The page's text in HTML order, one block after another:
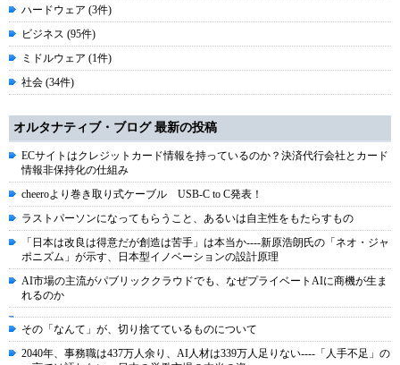
ハードウェア (3件)
ビジネス (95件)
ミドルウェア (1件)
社会 (34件)
オルタナティブ・ブログ 最新の投稿
ECサイトはクレジットカード情報を持っているのか？決済代行会社とカード
情報非保持化の仕組み
cheeroより巻き取り式ケーブル USB-C to C発表！
ラストパーソンになってもらうこと、あるいは自主性をもたらすもの
「日本は改良は得意だが創造は苦手」は本当か----新原浩朗氏の「ネオ・ジャ
ポニズム」が示す、日本型イノベーションの設計原理
AI市場の主流がパブリッククラウドでも、なぜプライベートAIに商機が生ま
れるのか
その「なんて」が、切り捨てているものについて
2040年、事務職は437万人余り、AI人材は339万人足りない----「人手不足」の